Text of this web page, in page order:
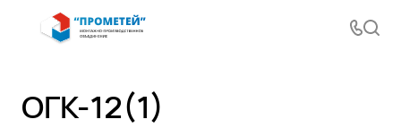
ОГК-12(1)